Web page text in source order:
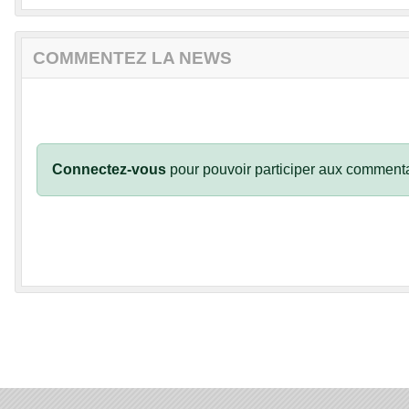
COMMENTEZ LA NEWS
Connectez-vous pour pouvoir participer aux